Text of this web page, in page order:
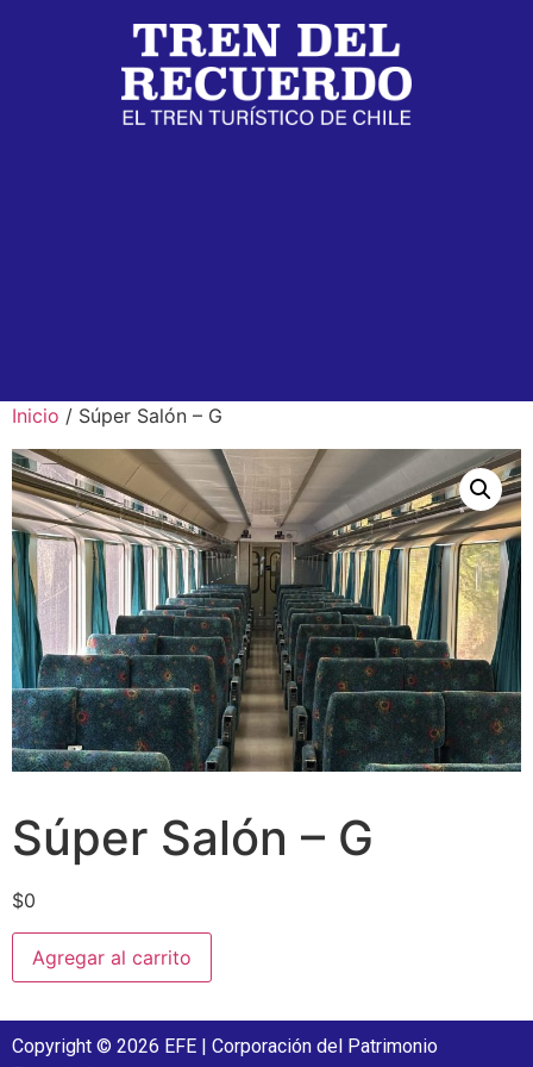
Inicio / Súper Salón – G
Súper Salón – G
$0
Agregar al carrito
Copyright © 2026 EFE | Corporación del Patrimonio